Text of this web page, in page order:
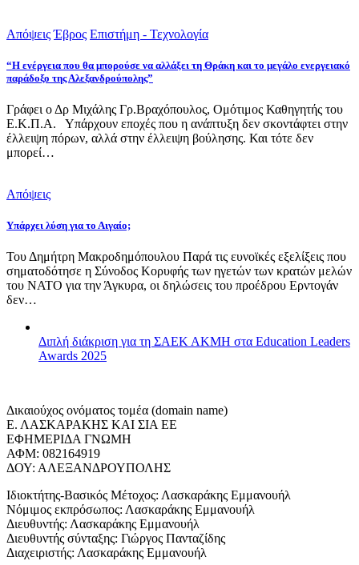
Απόψεις Έβρος Επιστήμη - Τεχνολογία
“Η ενέργεια που θα μπορούσε να αλλάξει τη Θράκη και το μεγάλο ενεργειακό
παράδοξο της Αλεξανδρούπολης”
Γράφει ο Δρ Μιχάλης Γρ.Βραχόπουλος, Ομότιμος Καθηγητής του
Ε.Κ.Π.Α. Υπάρχουν εποχές που η ανάπτυξη δεν σκοντάφτει στην
έλλειψη πόρων, αλλά στην έλλειψη βούλησης. Και τότε δεν
μπορεί…
Απόψεις
Υπάρχει λύση για το Αιγαίο;
Του Δημήτρη Μακροδημόπουλου Παρά τις ευνοϊκές εξελίξεις που
σηματοδότησε η Σύνοδος Κορυφής των ηγετών των κρατών μελών
του ΝΑΤΟ για την Άγκυρα, οι δηλώσεις του προέδρου Ερντογάν
δεν…
Διπλή διάκριση για τη ΣΑΕΚ ΑΚΜΗ στα Education Leaders
Awards 2025
Δικαιούχος ονόματος τομέα (domain name)
Ε. ΛΑΣΚΑΡΑΚΗΣ ΚΑΙ ΣΙΑ ΕΕ
ΕΦΗΜΕΡΙΔΑ ΓΝΩΜΗ
ΑΦΜ: 082164919
ΔΟΥ: ΑΛΕΞΑΝΔΡΟΥΠΟΛΗΣ
Ιδιοκτήτης-Βασικός Μέτοχος: Λασκαράκης Εμμανουήλ
Νόμιμος εκπρόσωπος: Λασκαράκης Εμμανουήλ
Διευθυντής: Λασκαράκης Εμμανουήλ
Διευθυντής σύνταξης: Γιώργος Πανταζίδης
Διαχειριστής: Λασκαράκης Εμμανουήλ